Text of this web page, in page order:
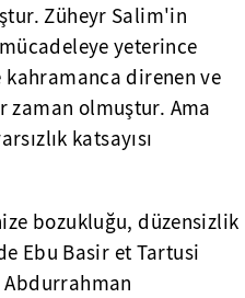
Züheyr Salim'in
yeterince
kahramanca direnen ve
zaman olmuştur. Ama
katsayısı
bozukluğu, düzensizlik
Ebu Basir et Tartusi